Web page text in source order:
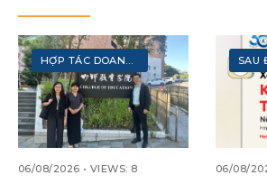
HỢP TÁC DOANH NGHIỆP
06/08/2026 • VIEWS: 8
SAU
06/08/